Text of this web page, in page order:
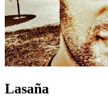
Lasaña